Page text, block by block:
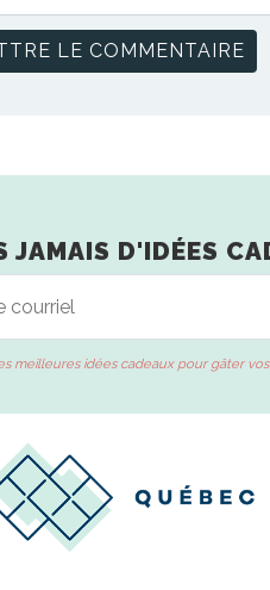
JAMAIS D'IDÉES
meilleures idées cadeaux pour gâter